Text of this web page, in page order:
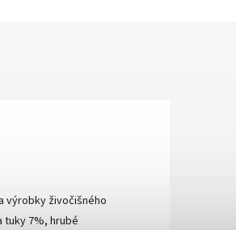
výrobky živočišného
tuky 7%, hrubé